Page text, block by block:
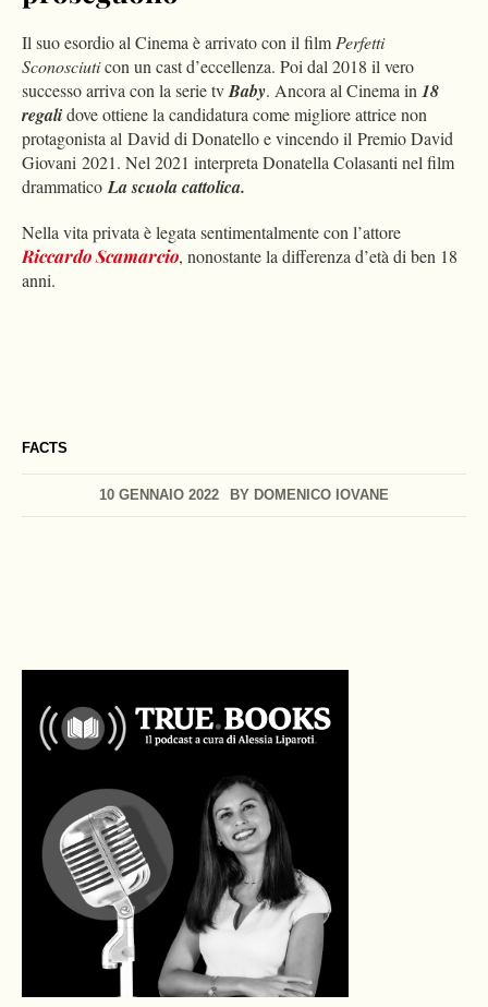
FACTS
10 GENNAIO 2022 BY DOMENICO IOVANE
Il suo esordio al Cinema è arrivato con il film Perfetti
Sconosciuticon un cast d’eccellenza. Poi dal 2018 il vero
successo arriva con la serie tvBaby. Ancora al Cinema in 18
regalidove ottiene la candidatura come migliore attrice non
protagonista al David di Donatelloe vincendo il Premio David
Giovani 2021. Nel 2021 interpreta Donatella Colasanti nel film
drammatico La scuola cattolica.
Nella vita privata è legata sentimentalmente con l’attore
Riccardo Scamarcio, nonostante la differenza d’età di ben 18
anni.